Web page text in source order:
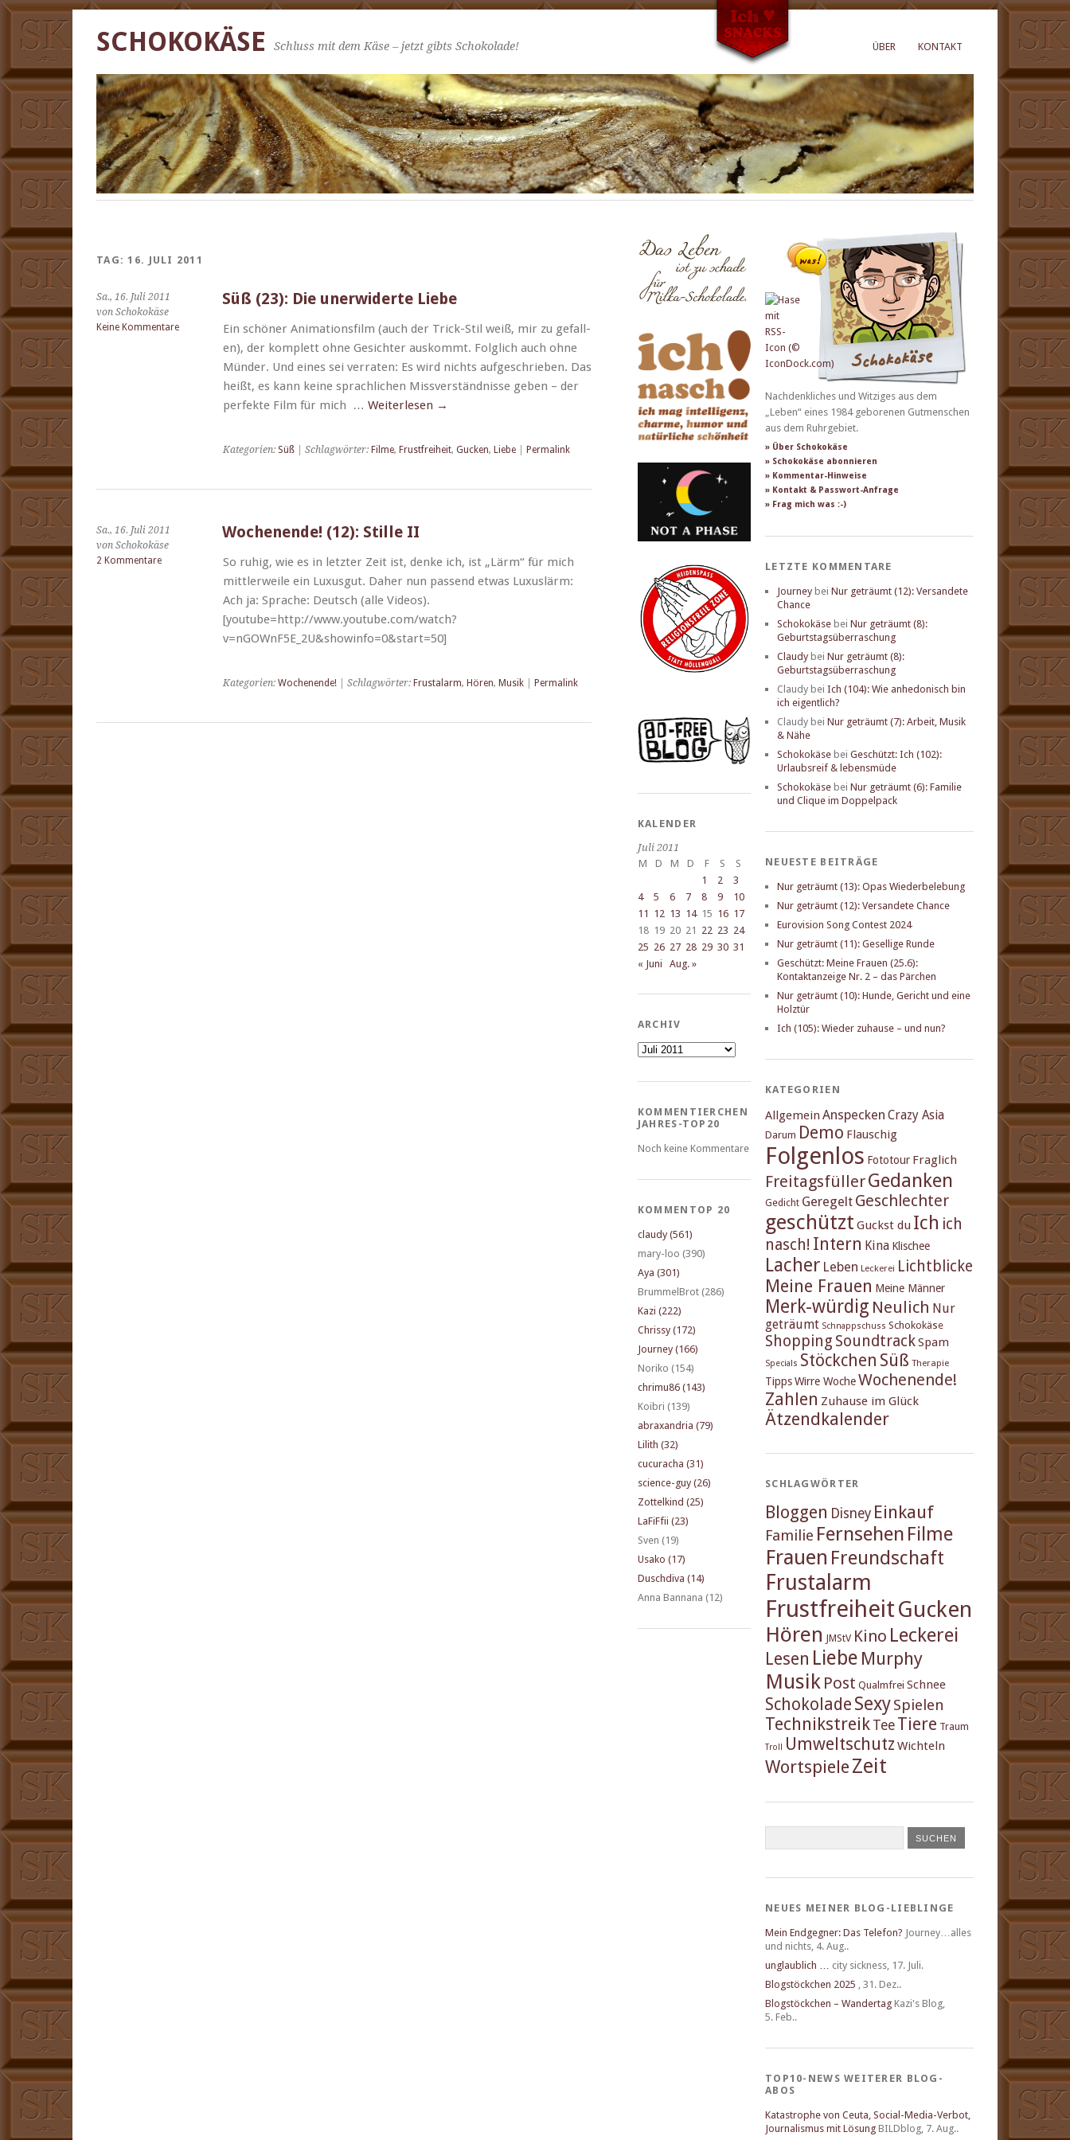
ÜBER KONTAKT
SCHOKOKÄSE Schluss mit dem Käse – jetzt gibts Schokolade!
TAG:16. JULI 2011
Sa., 16. Juli 2011
von Schokokäse
Keine Kommentare
Süß (23): Die unerwiderte Liebe
Ein schön­er Ani­ma­tions­film (auch der Trick-Stil weiß, mir zu gefall­
en), der kom­plett ohne Gesichter auskommt. Fol­glich auch ohne
Mün­der. Und eines sei ver­rat­en: Es wird nichts aufgeschrieben. Das
heißt, es kann keine sprach­lichen Missver­ständ­nisse geben – der
per­fek­te Film für mich … Weit­er­lesen →
Kategorien: Süß| Schlagwörter: Filme, Frustfreiheit, Gucken, Liebe| Permalink
Sa., 16. Juli 2011
von Schokokäse
2 Kommentare
Wochenende! (12): Stille II
So ruhig, wie es in let­zter Zeit ist, denke ich, ist „Lärm“ für mich
mit­tler­weile ein Luxu­sgut. Daher nun passend etwas Luxu­s­lärm:
Ach ja: Sprache: Deutsch (alle Videos).
[youtube=http://www.youtube.com/watch?
v=nGOWnF5E_2U&showinfo=0&start=50]
Kategorien: Wochenende!| Schlagwörter: Frustalarm, Hören, Musik| Permalink
KALENDER
Juli 2011
M
D M D F S
S
1
2
3
4
5 6 7 8 9
10
11 12 13 14 15 16 17
18 19 20 21 22 23 24
25 26 27 28 29 30 31
« Juni
Aug. »
ARCHIV
Archiv
KOMMENTIERCHEN
JAHRES-TOP20
Noch keine Kommentare
KOMMENTOP 20
claudy (561)
mary-loo (390)
Aya (301)
BrummelBrot (286)
Kazi (222)
Chrissy (172)
Journey (166)
Noriko (154)
chrimu86 (143)
Koibri (139)
abraxandria (79)
Lilith (32)
cucuracha (31)
science-guy (26)
Zottelkind (25)
LaFiFfii (23)
Sven (19)
Usako (17)
Duschdiva (14)
Anna Bannana (12)
Nachdenkliches und Witziges aus dem
„Leben“ eines 1984 geborenen Gutmenschen
aus dem Ruhrgebiet.
» Über Schokokäse
» Schokokäse abonnieren
» Kommentar-Hinweise
» Kontakt & Passwort-Anfrage
» Frag mich was :-)
LETZTE KOMMENTARE
Journey bei Nur geträumt (12): Versandete
Chance
Schokokäse bei Nur geträumt (8):
Geburtstagsüberraschung
Claudy bei Nur geträumt (8):
Geburtstagsüberraschung
Claudy bei Ich (104): Wie anhedonisch bin
ich eigentlich?
Claudy bei Nur geträumt (7): Arbeit, Musik
& Nähe
Schokokäse bei Geschützt: Ich (102):
Urlaubsreif & lebensmüde
Schokokäse bei Nur geträumt (6): Familie
und Clique im Doppelpack
NEUESTE BEITRÄGE
Nur geträumt (13): Opas Wiederbelebung
Nur geträumt (12): Versandete Chance
Eurovision Song Contest 2024
Nur geträumt (11): Gesellige Runde
Geschützt: Meine Frauen (25.6):
Kontaktanzeige Nr. 2 – das Pärchen
Nur geträumt (10): Hunde, Gericht und eine
Holztür
Ich (105): Wieder zuhause – und nun?
KATEGORIEN
Allgemein Anspecken Crazy Asia
Darum Demo Flauschig
Folgenlos Fototour Fraglich
FreitagsfüllerGedanken
Gedicht Geregelt Geschlechter
geschützt Guckst du Ich ich
nasch! Intern Kina Klischee
Lacher Leben Leckerei Lichtblicke
Meine Frauen Meine Männer
Merk-würdig Neulich Nur
geträumt Schnappschuss Schokokäse
Shopping SoundtrackSpam
Specials Stöckchen Süß Therapie
TippsWirre WocheWochenende!
Zahlen Zuhause im Glück
Ätzendkalender
SCHLAGWÖRTER
Bloggen Disney Einkauf
Familie Fernsehen Filme
Frauen Freundschaft
Frustalarm
FrustfreiheitGucken
Hören JMStV Kino Leckerei
Lesen Liebe Murphy
Musik Post Qualmfrei Schnee
Schokolade SexySpielen
Technikstreik Tee Tiere Traum
Troll Umweltschutz Wichteln
Wortspiele Zeit
NEUES MEINER BLOG-LIEBLINGE
Mein Endgegner: Das Telefon? Journey…alles
und nichts, 4. Aug..
unglaublich … city sickness, 17. Juli.
Blogstöckchen 2025 , 31. Dez..
Blogstöckchen – Wandertag Kazi's Blog,
5. Feb..
TOP10-NEWS WEITERER BLOG-
ABOS
Katastrophe von Ceuta, Social-Media-Verbot,
Journalismus mit Lösung BILDblog, 7. Aug..